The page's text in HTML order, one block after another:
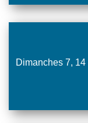
Dimanches 7,